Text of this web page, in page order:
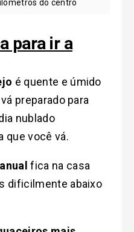
do centro
para ir a
é quente e úmido
preparado para
nublado
que você vá.
fica na casa
dificilmente abaixo